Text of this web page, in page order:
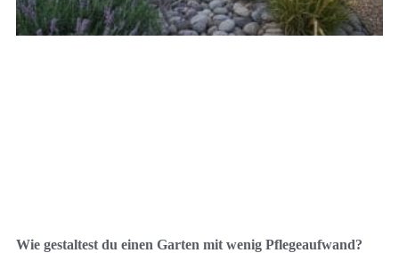
Wie gestaltest du einen Garten mit wenig Pflegeaufwand?